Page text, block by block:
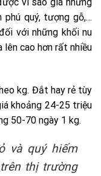
phú quý, tượng gỗ,…
với những khối nu
cao hơn rất nhiều
kg. Đắt hay rẻ tùy
khoảng 24-25 triệu
50-70 ngày 1 kg.
và quý hiếm
thị trường